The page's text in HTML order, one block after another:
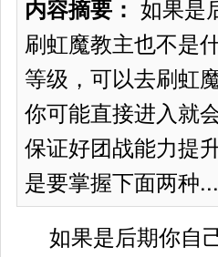
内容摘要： 如果是
刷虹魔教主也不是
等级，可以去刷虹
你可能直接进入就
保证好团战能力提
是要掌握下面两种...
如果是后期你自